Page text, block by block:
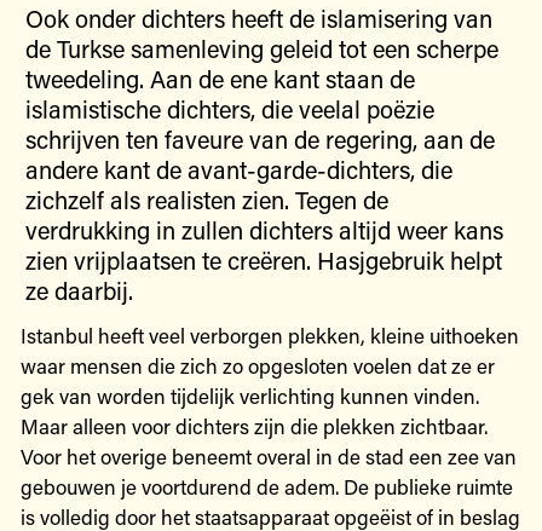
Ook onder dichters heeft de islamisering van
de Turkse samenleving geleid tot een scherpe
tweedeling. Aan de ene kant staan de
islamistische dichters, die veelal poëzie
schrijven ten faveure van de regering, aan de
andere kant de avant-garde-dichters, die
zichzelf als realisten zien. Tegen de
verdrukking in zullen dichters altijd weer kans
zien vrijplaatsen te creëren. Hasjgebruik helpt
ze daarbij.
Istanbul heeft veel verborgen plekken, kleine uithoeken
waar mensen die zich zo opgesloten voelen dat ze er
gek van worden tijdelijk verlichting kunnen vinden.
Maar alleen voor dichters zijn die plekken zichtbaar.
Voor het overige beneemt overal in de stad een zee van
gebouwen je voortdurend de adem. De publieke ruimte
is volledig door het staatsapparaat opgeëist of in beslag